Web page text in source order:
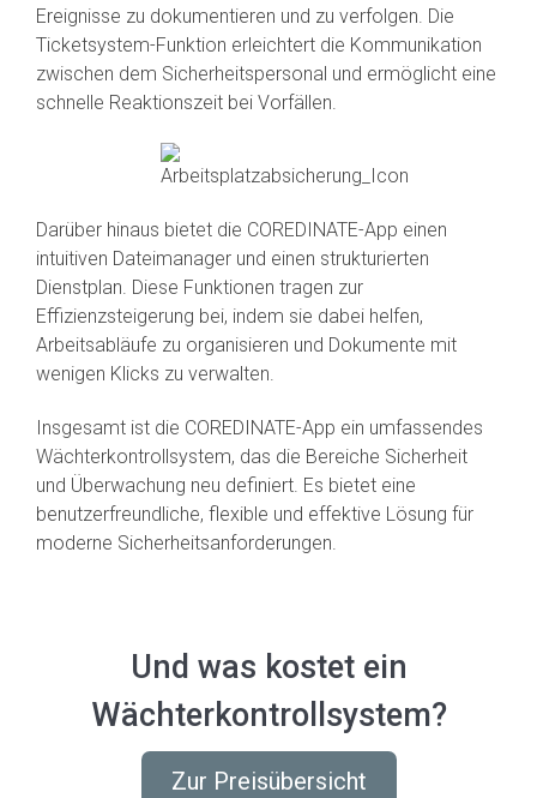
Ereignisse zu dokumentieren und zu verfolgen. Die
Ticketsystem-Funktion erleichtert die Kommunikation
zwischen dem Sicherheitspersonal und ermöglicht eine
schnelle Reaktionszeit bei Vorfällen.
Darüber hinaus bietet die COREDINATE-App einen
intuitiven Dateimanager und einen strukturierten
Dienstplan. Diese Funktionen tragen zur
Effizienzsteigerung bei, indem sie dabei helfen,
Arbeitsabläufe zu organisieren und Dokumente mit
wenigen Klicks zu verwalten.
Insgesamt ist die COREDINATE-App ein umfassendes
Wächterkontrollsystem, das die Bereiche Sicherheit
und Überwachung neu definiert. Es bietet eine
benutzerfreundliche, flexible und effektive Lösung für
moderne Sicherheitsanforderungen.
Und was kostet ein
Wächterkontrollsystem?
Zur Preisübersicht